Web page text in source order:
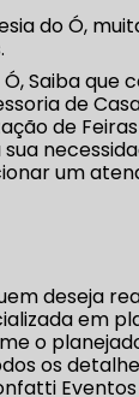
do Ó,
Saiba que
de
de
um
deseja
em
o
os